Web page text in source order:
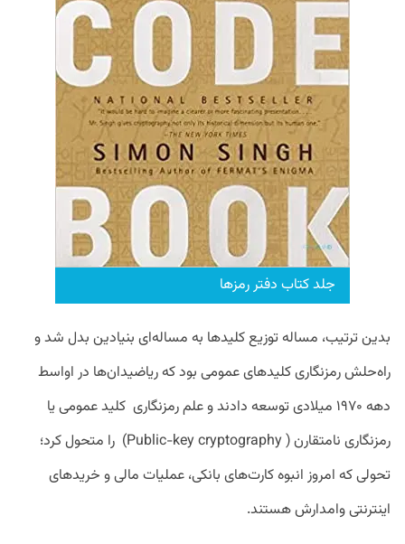
جلد کتاب دفتر رمزها
بدین ترتیب، مساله توزیع کلیدها به مساله‌ای بنیادین بدل شد و
راه‌حلش رمزنگاری کلیدهای عمومی بود که ریاضیدان‌ها در اواسط
دهه ۱۹۷۰ میلادی توسعه دادند و علم رمزنگاری کلید عمومی یا
رمزنگاری نامتقارن ( Public-key cryptography) را متحول کرد؛
تحولی که امروز انبوه کارت‌های بانکی، عملیات مالی و خریدهای
اینترنتی وامدارش هستند.